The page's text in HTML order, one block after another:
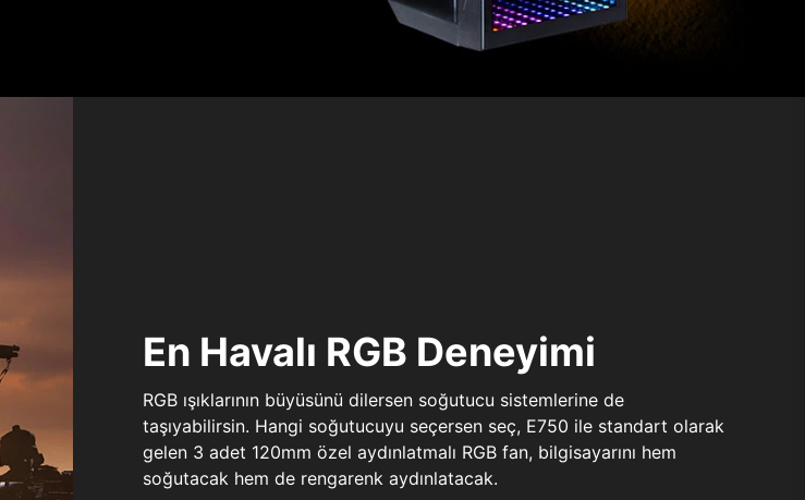
En Havalı RGB Deneyimi
RGB ışıklarının büyüsünü dilersen soğutucu sistemlerine de
taşıyabilirsin. Hangi soğutucuyu seçersen seç, E750 ile standart olarak
gelen 3 adet 120mm özel aydınlatmalı RGB fan, bilgisayarını hem
soğutacak hem de rengarenk aydınlatacak.